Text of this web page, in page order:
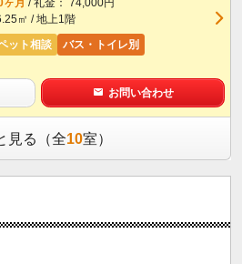
ヶ月 / 礼金： 74,000円
㎡ / 地上1階
ット相談 バス・トイレ別
お問い合わせ
見る（全10室）